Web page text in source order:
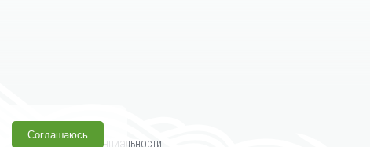
Политика конфиденциальности
Соглашаюсь